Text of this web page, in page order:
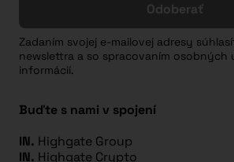
Odoberať
Zadaním svojej e-mailovej adresy
newslettra a so spracovaním osobných
informácií.
Buďte s nami v spojení
IN. Highgate Group
IN. Highgate Crypto